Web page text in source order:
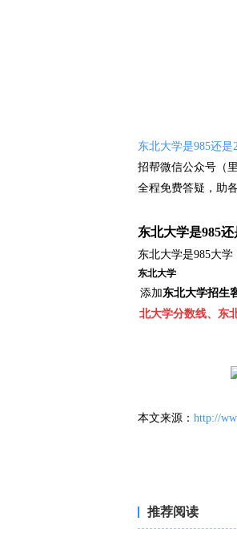
东北大学是985还是
招帮微信公众号（
全程免费答疑，助
东北大学是985还
东北大学是985大学
东北大学
添加东北大学招生
北大学分数线、东
本文来源： http://
推荐阅读